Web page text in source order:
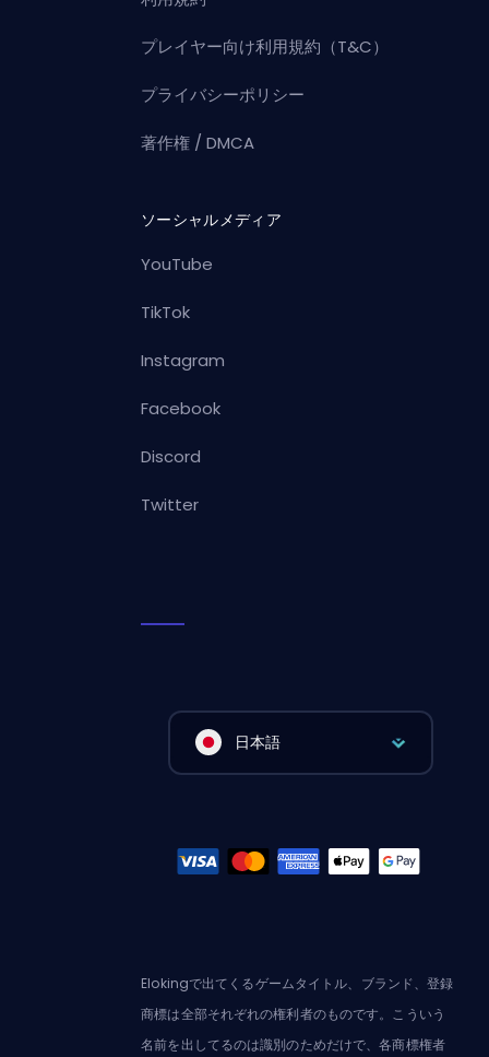
プレイヤー向け利用規約（T&C）
プライバシーポリシー
著作権 / DMCA
ソーシャルメディア
YouTube
TikTok
Instagram
Facebook
Discord
Twitter
日本語
Elokingで出てくるゲームタイトル、ブランド、登録
商標は全部それぞれの権利者のものです。こういう
名前を出してるのは識別のためだけで、各商標権者